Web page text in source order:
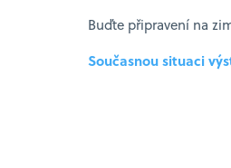
Buďte připravení na
Současnou situaci